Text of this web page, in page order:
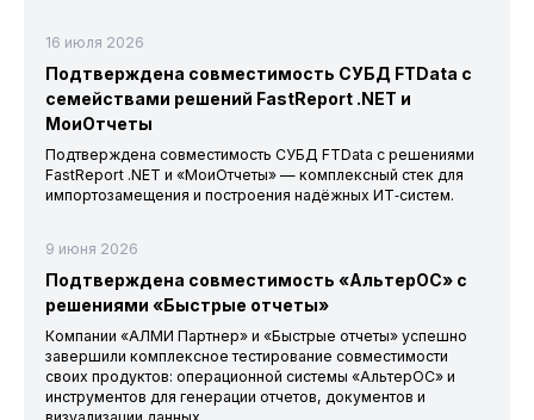
16 июля 2026
Подтверждена совместимость СУБД FTData с
семействами решений FastReport .NET и
МоиОтчеты
Подтверждена совместимость СУБД FTData с решениями
FastReport .NET и «МоиОтчеты» — комплексный стек для
импортозамещения и построения надёжных ИТ‑систем.
9 июня 2026
Подтверждена совместимость «АльтерОС» с
решениями «Быстрые отчеты»
Компании «АЛМИ Партнер» и «Быстрые отчеты» успешно
завершили комплексное тестирование совместимости
своих продуктов: операционной системы «АльтерОС» и
инструментов для генерации отчетов, документов и